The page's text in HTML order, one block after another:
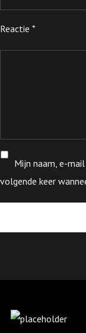
Reactie *
Mijn naam, e-
volgende keer